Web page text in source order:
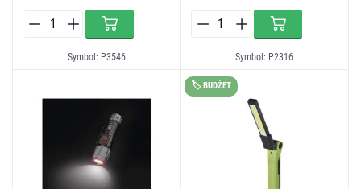
Symbol: P3546 Symbol: P2316
🏷️ BUDŻET